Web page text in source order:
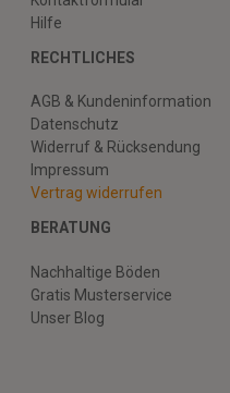
Hilfe
RECHTLICHES
AGB & Kundeninformation
Datenschutz
Widerruf & Rücksendung
Impressum
Vertrag widerrufen
BERATUNG
Nachhaltige Böden
Gratis Musterservice
Unser Blog